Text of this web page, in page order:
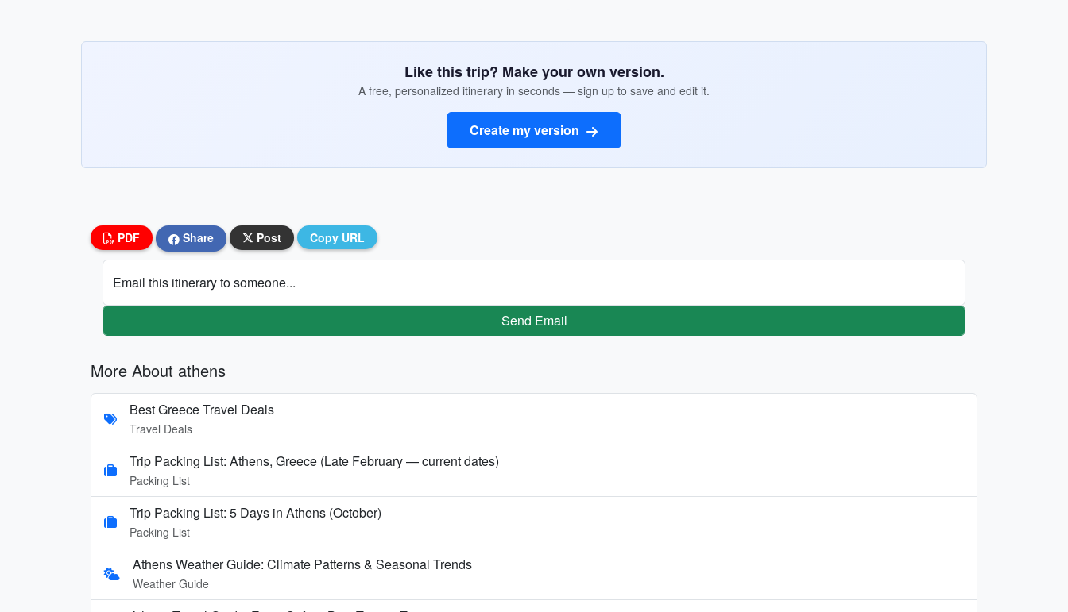
Like this trip? Make your own version.
A free, personalized itinerary in seconds — sign up to save and edit it.
Create my version
PDF Share Post Copy URL
Email this itinerary to someone...
Send Email
More About athens
Best Greece Travel Deals
Travel Deals
Trip Packing List: Athens, Greece (Late February — current dates)
Packing List
Trip Packing List: 5 Days in Athens (October)
Packing List
Athens Weather Guide: Climate Patterns & Seasonal Trends
Weather Guide